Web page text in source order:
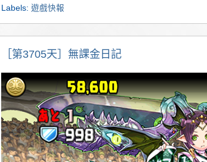
Labels: 遊戲快報
［第3705天］無課金日記